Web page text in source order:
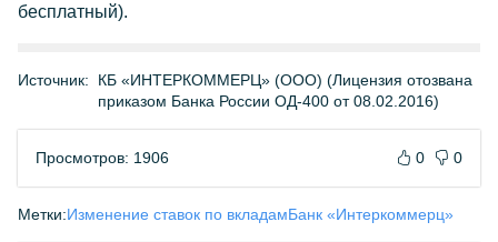
бесплатный).
Источник:
КБ «ИНТЕРКОММЕРЦ» (ООО) (Лицензия отозвана
приказом Банка России ОД-400 от 08.02.2016)
Просмотров: 1906 0 0
Метки:Изменение ставок по вкладамБанк «Интеркоммерц»